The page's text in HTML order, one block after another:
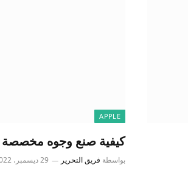
APPLE
كيفية صنع وجوه مخصصة
بواسطة فريق التحرير 29 ديسمبر، 2022